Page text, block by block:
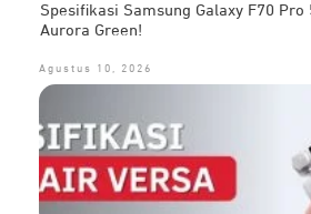
Spesifikasi Samsung Galaxy F70 Pro
Aurora Green!
Agustus 10, 2026